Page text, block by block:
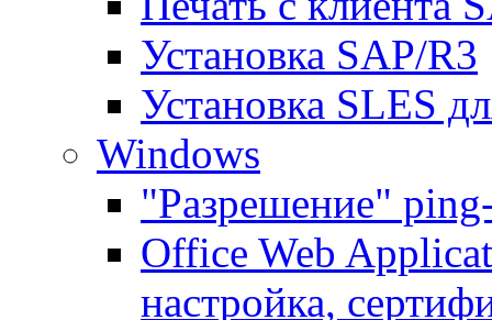
Установка SAP/R3
Установка SLES
Windows
"Разрешение"
Office Web
настройка,